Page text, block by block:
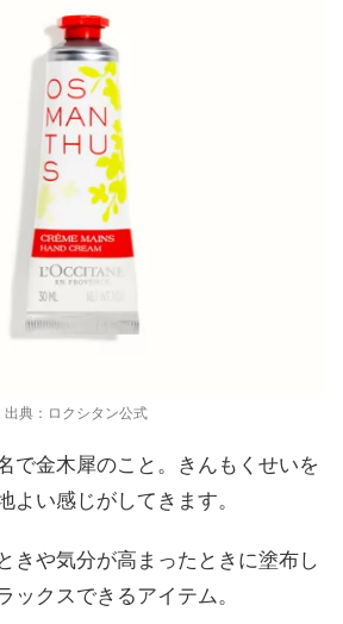
出典：ロクシタン公式
で金木犀のこと。きんもくせいを
よい感じがしてきます。
きや気分が高まったときに塗布し
ックスできるアイテム。